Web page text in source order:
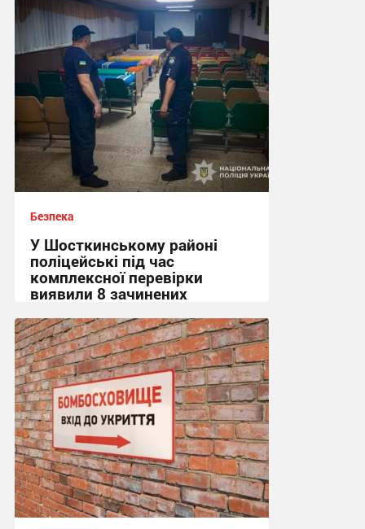
Безпека
У Шосткинському районі
поліцейські під час
комплексної перевірки
виявили 8 зачинених
15:36, 7.08.2026